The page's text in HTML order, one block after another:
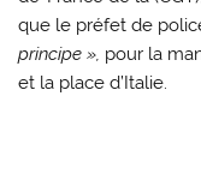
que le préfet de
principe », pour la
et la place d’Italie.